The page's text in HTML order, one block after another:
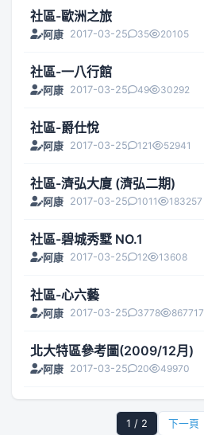
社區-歐洲之旅
阿康 2017-03-25 35 20105
社區-一八行館
阿康 2017-03-25 49 30292
社區-爵仕悅
阿康 2017-03-25 121 52941
社區-濟弘大廈 (濟弘二期)
阿康 2017-03-25 1011 183257
社區-碧城秀墅 NO.1
阿康 2017-03-25 12 13608
社區-心六藝
阿康 2017-03-25 3778 867717
北大特區參考圖(2009/12月)
阿康 2017-03-25 20 49970
1 / 2 下一頁